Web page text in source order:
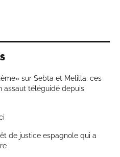
sur Sebta et Melilla: ces
assaut téléguidé depuis
de justice espagnole qui a